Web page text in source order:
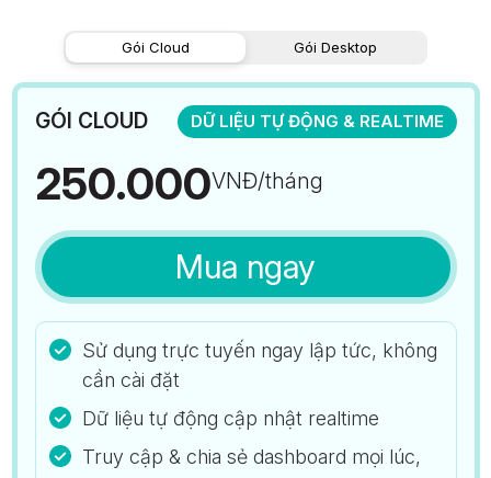
Gói Cloud Gói Desktop
GÓI CLOUD DỮ LIỆU TỰ ĐỘNG & REALTIME
250.000VNĐ/tháng
Mua ngay
Sử dụng trực tuyến ngay lập tức, không
cần cài đặt
Dữ liệu tự động cập nhật realtime
Truy cập & chia sẻ dashboard mọi lúc,